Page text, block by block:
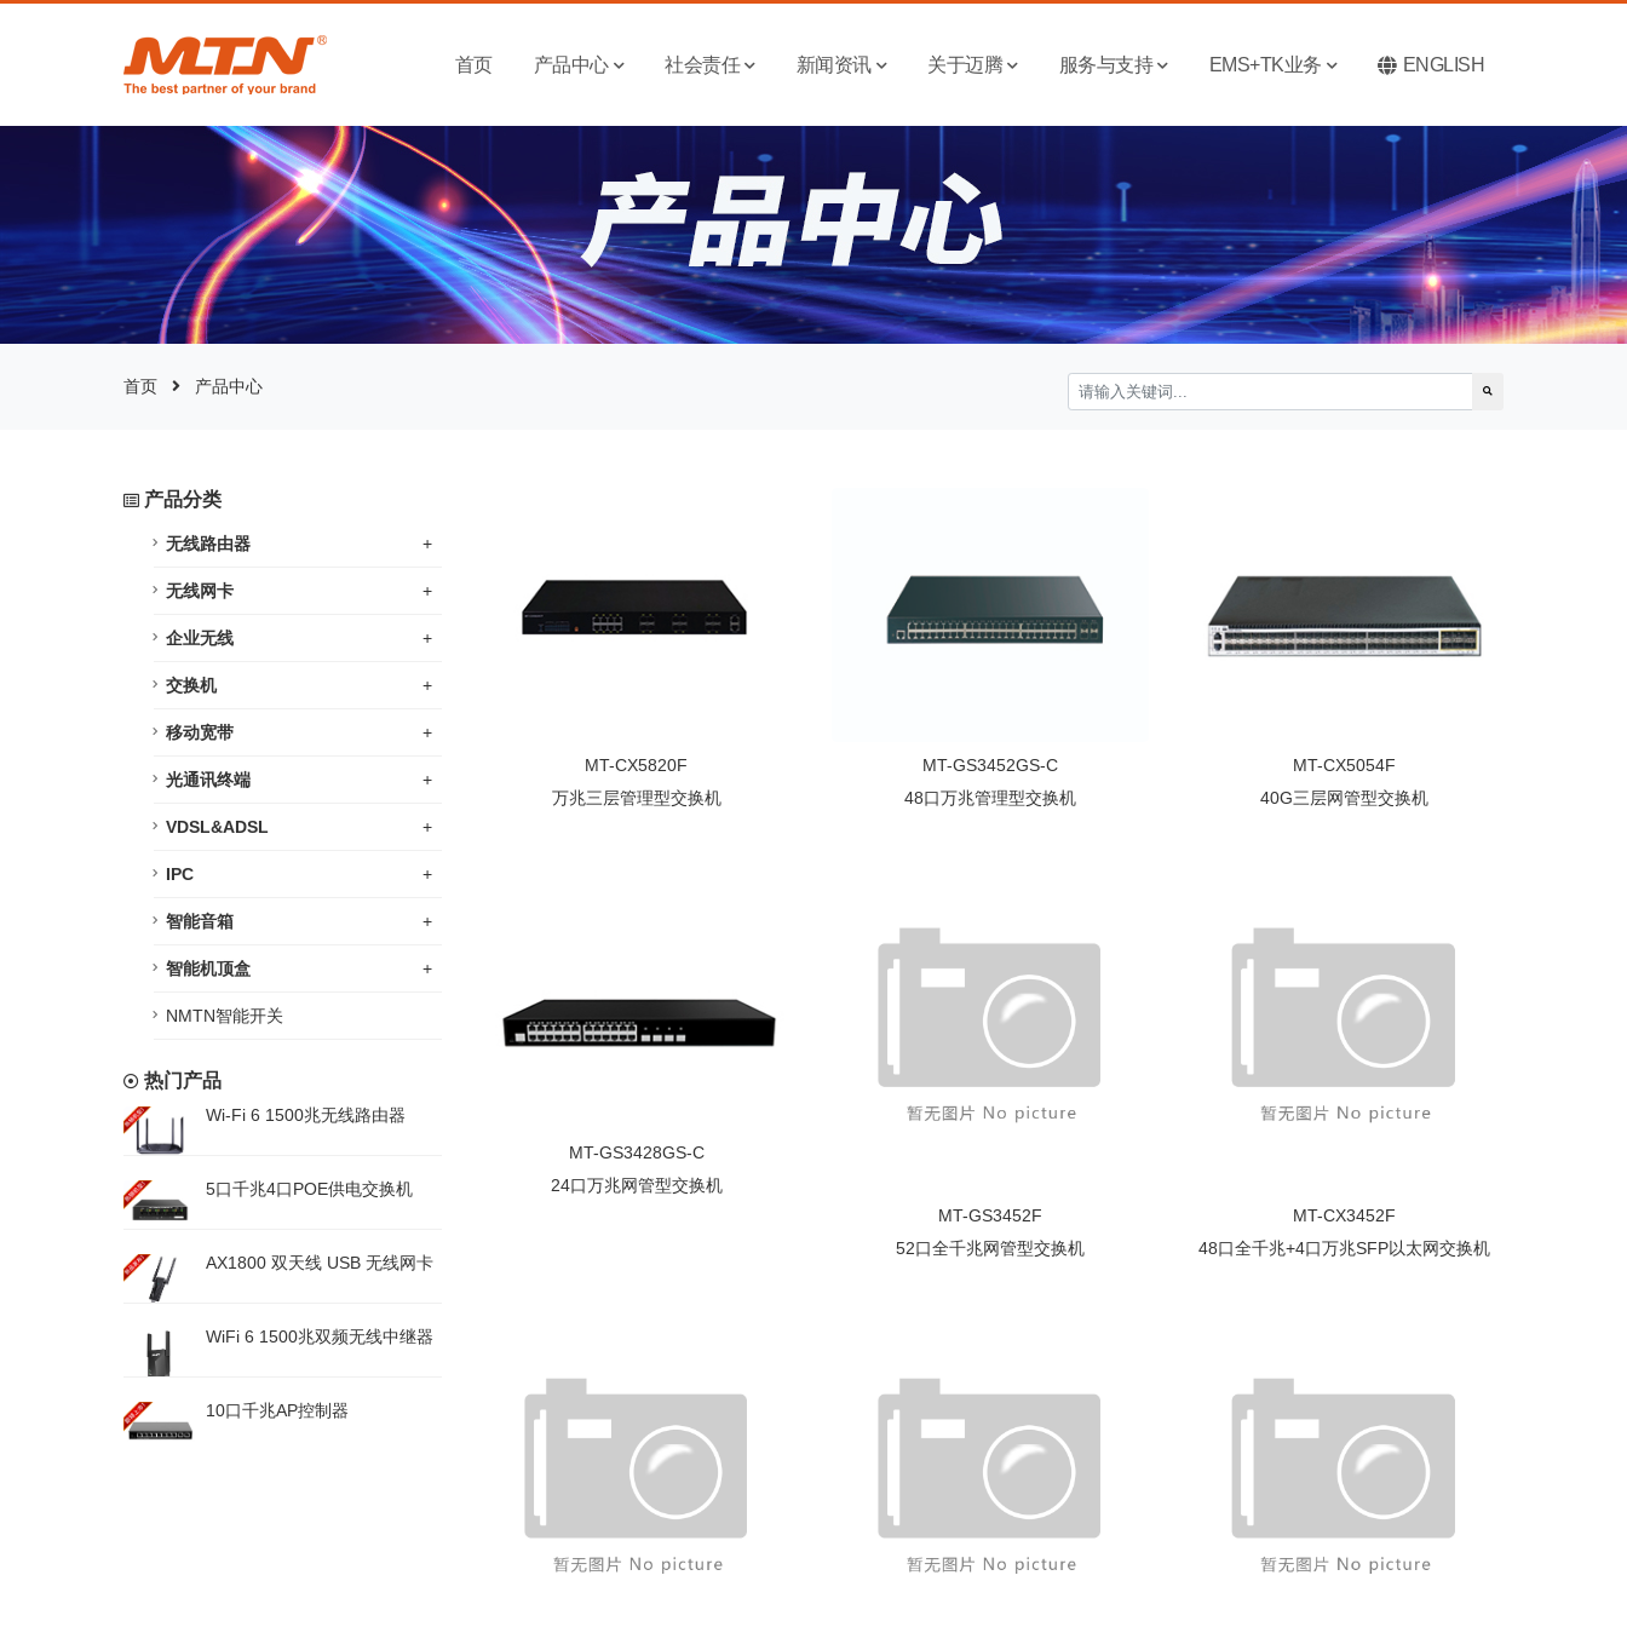
首页 产品中心 社会责任 新闻资讯 关于迈腾 服务与支持 EMS+TK业务 ENGLISH
首页 产品中心
产品分类
无线路由器 +
无线网卡 +
企业无线 +
交换机 +
移动宽带 +
光通讯终端 +
VDSL&ADSL +
IPC +
智能音箱 +
智能机顶盒 +
NMTN智能开关
热门产品
Wi-Fi 6 1500兆无线路由器
5口千兆4口POE供电交换机
AX1800 双天线 USB 无线网卡
WiFi 6 1500兆双频无线中继器
10口千兆AP控制器
MT-CX5820F
万兆三层管理型交换机
MT-GS3452GS-C
48口万兆管理型交换机
MT-CX5054F
40G三层网管型交换机
MT-GS3428GS-C
24口万兆网管型交换机
MT-GS3452F
52口全千兆网管型交换机
MT-CX3452F
48口全千兆+4口万兆SFP以太网交换机